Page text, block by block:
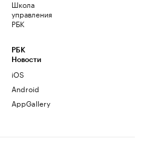
Школа
управления
РБК
РБК
Новости
iOS
Android
AppGallery